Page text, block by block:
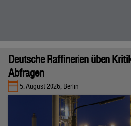
Deutsche Raffinerien üben
Abfragen
5. August 2026, Berlin